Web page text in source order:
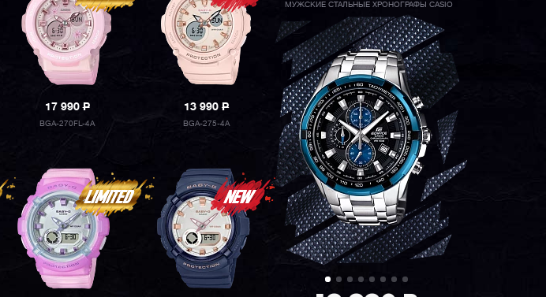
17 990P
BGA-270FL-4A
13 990P
BGA-275-4A
МУЖСКИЕ СТАЛЬНЫЕ ХРОНОГРАФЫ CASIO